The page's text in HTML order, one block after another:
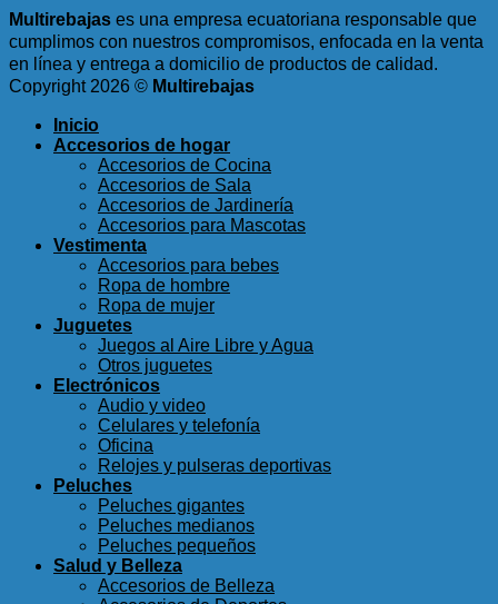
Multirebajas es una empresa ecuatoriana responsable que
cumplimos con nuestros compromisos, enfocada en la venta
en línea y entrega a domicilio de productos de calidad.
Copyright 2026 © Multirebajas
Inicio
Accesorios de hogar
Accesorios de Cocina
Accesorios de Sala
Accesorios de Jardinería
Accesorios para Mascotas
Vestimenta
Accesorios para bebes
Ropa de hombre
Ropa de mujer
Juguetes
Juegos al Aire Libre y Agua
Otros juguetes
Electrónicos
Audio y video
Celulares y telefonía
Oficina
Relojes y pulseras deportivas
Peluches
Peluches gigantes
Peluches medianos
Peluches pequeños
Salud y Belleza
Accesorios de Belleza